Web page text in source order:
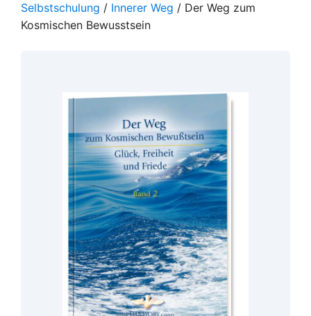
Selbstschulung / Innerer Weg / Der Weg zum
Kosmischen Bewusstsein